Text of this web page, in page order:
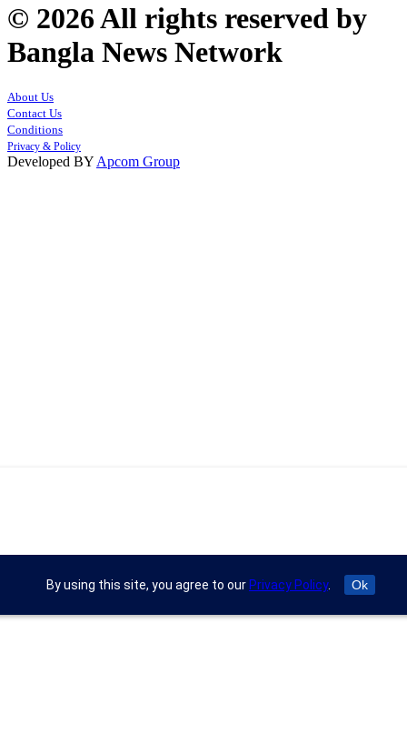
© 2026 All rights reserved by
Bangla News Network
About Us
Contact Us
Conditions
Privacy & Policy
Developed BY Apcom Group
By using this site, you agree to our Privacy Policy. Ok